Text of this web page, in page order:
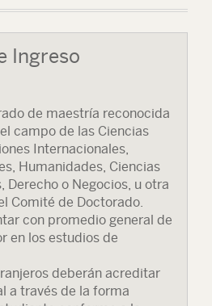
Ingreso
de maestría reconocida
campo de las Ciencias
Internacionales,
Humanidades, Ciencias
Derecho o Negocios, u otra
Comité de Doctorado.
con promedio general de
en los estudios de
deberán acreditar
a través de la forma